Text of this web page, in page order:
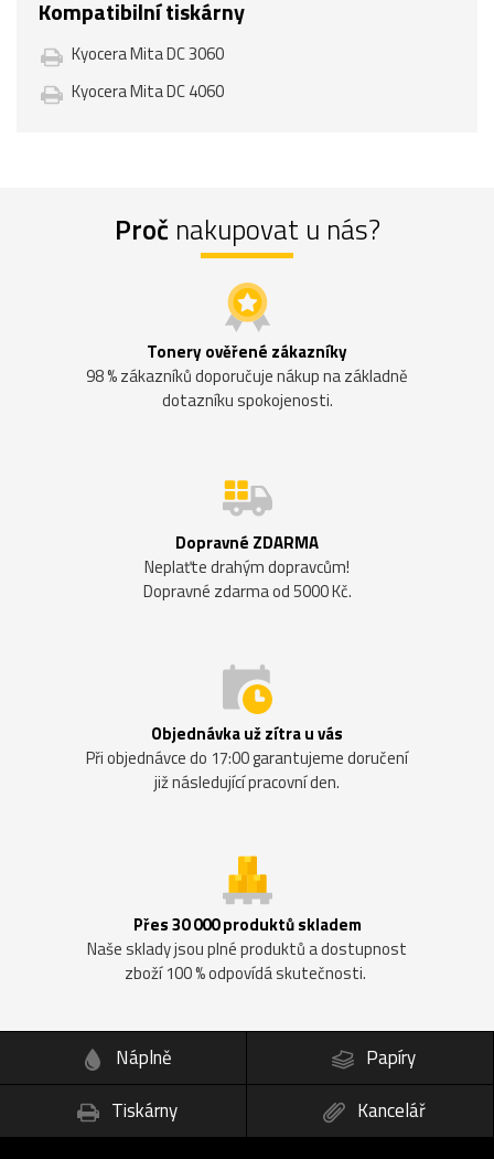
Kompatibilní tiskárny
Kyocera Mita DC 3060
Kyocera Mita DC 4060
Proč nakupovat u nás?
Tonery ověřené zákazníky
98 % zákazníků doporučuje nákup na základně
dotazníku spokojenosti.
Dopravné ZDARMA
Neplaťte drahým dopravcům!
Dopravné zdarma od 5000 Kč.
Objednávka už zítra u vás
Při objednávce do 17:00 garantujeme doručení
již následující pracovní den.
Přes 30 000 produktů skladem
Naše sklady jsou plné produktů a dostupnost
zboží 100 % odpovídá skutečnosti.
Náplně
Papíry
Tiskárny
Kancelář